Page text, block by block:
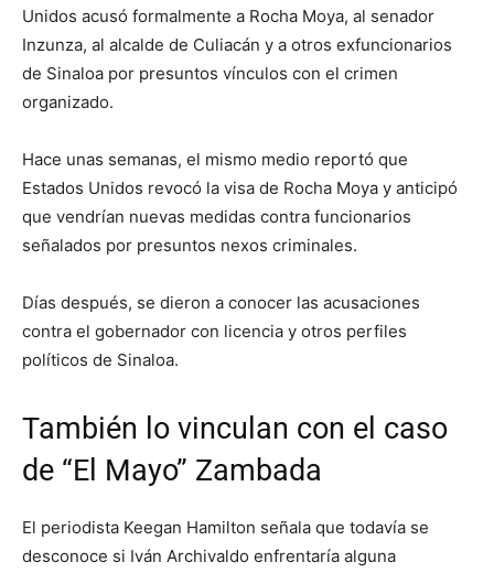
Unidos acusó formalmente a Rocha Moya, al senador
Inzunza, al alcalde de Culiacán y a otros exfuncionarios
de Sinaloa por presuntos vínculos con el crimen
organizado.
Hace unas semanas, el mismo medio reportó que
Estados Unidos revocó la visa de Rocha Moya y anticipó
que vendrían nuevas medidas contra funcionarios
señalados por presuntos nexos criminales.
Días después, se dieron a conocer las acusaciones
contra el gobernador con licencia y otros perfiles
políticos de Sinaloa.
También lo vinculan con el caso
de “El Mayo” Zambada
El periodista Keegan Hamilton señala que todavía se
desconoce si Iván Archivaldo enfrentaría alguna